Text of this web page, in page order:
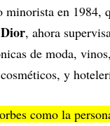
minorista en 1984,
, ahora
de moda,
y
como la